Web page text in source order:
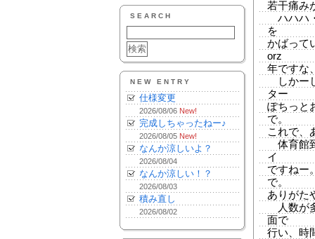
SEARCH
NEW ENTRY
仕様変更
2026/08/06 New!
完成しちゃったねー♪
2026/08/05 New!
なんか涼しいよ？
2026/08/04
なんか涼しい！？
2026/08/03
積み直し
2026/08/02
若干痛み
ハハハ
を
かばって
orz
年ですな
しかー
ター
ぽちっと
で。
これで、
体育館
イ
ですねー
で。
ありがた
人数が
面で
行い、時